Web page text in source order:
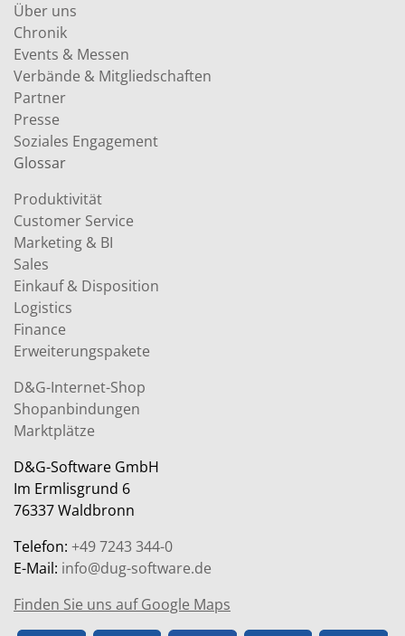
Über uns
Chronik
Events & Messen
Verbände & Mitgliedschaften
Partner
Presse
Soziales Engagement
Glossar
Produktivität
Customer Service
Marketing & BI
Sales
Einkauf & Disposition
Logistics
Finance
Erweiterungspakete
D&G-Internet-Shop
Shopanbindungen
Marktplätze
D&G-Software GmbH
Im Ermlisgrund 6
76337 Waldbronn
Telefon: +49 7243 344-0
E-Mail: info@dug-software.de
Finden Sie uns auf Google Maps